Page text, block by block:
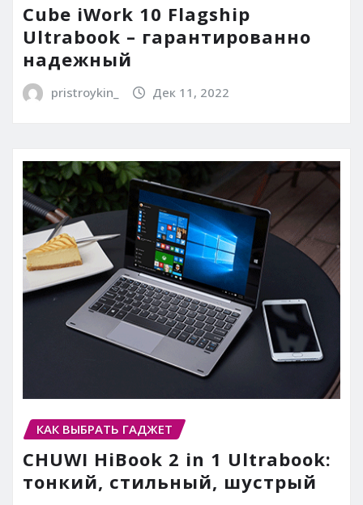
Cube iWork 10 Flagship
Ultrabook – гарантированно
надежный
pristroykin_ Дек 11, 2022
КАК ВЫБРАТЬ ГАДЖЕТ
CHUWI HiBook 2 in 1 Ultrabook:
тонкий, стильный, шустрый